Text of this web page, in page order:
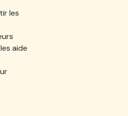
les
aide